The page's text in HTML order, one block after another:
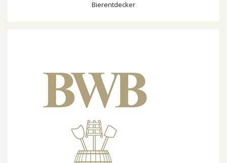
Bierentdecker